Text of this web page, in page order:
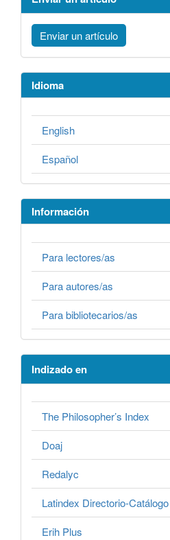
Enviar un artículo
Idioma
English
Español
Información
Para lectores/as
Para autores/as
Para bibliotecarios/as
Indizado en
The Philosopher’s Index
Doaj
Redalyc
Latindex Directorio-Catálogo
Erih Plus